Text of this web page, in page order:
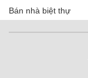
Bán nhà biệt thự